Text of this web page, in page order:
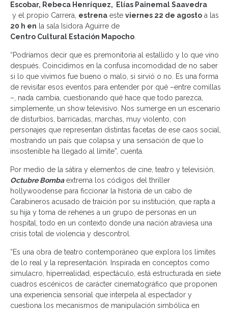
Escobar, Rebeca Henríquez, Elías Painemal Saavedra
y el propio Carrera, estrena este viernes 22 de agosto a las
20 h en la sala Isidora Aguirre de
Centro Cultural Estación Mapocho
“Podríamos decir que es premonitoria al estallido y lo que vino
después. Coincidimos en la confusa incomodidad de no saber
si lo que vivimos fue bueno o malo, si sirvió o no. Es una forma
de revisitar esos eventos para entender por qué –entre comillas
–, nada cambia, cuestionando qué hace que todo parezca,
simplemente, un show televisivo. Nos sumerge en un escenario
de disturbios, barricadas, marchas, muy violento, con
personajes que representan distintas facetas de ese caos social,
mostrando un país que colapsa y una sensación de que lo
insostenible ha llegado al límite”, cuenta.
Por medio de la sátira y elementos de cine, teatro y televisión,
Octubre Bombaextrema los códigos del thriller
hollywoodense para ficcionar la historia de un cabo de
Carabineros acusado de traición por su institución, que rapta a
su hija y toma de rehenes a un grupo de personas en un
hospital, todo en un contexto donde una nación atraviesa una
crisis total de violencia y descontrol.
“Es una obra de teatro contemporáneo que explora los límites
de lo real y la representación. Inspirada en conceptos como
simulacro, hiperrealidad, espectáculo, está estructurada en siete
cuadros escénicos de carácter cinematográfico que proponen
una experiencia sensorial que interpela al espectador y
cuestiona los mecanismos de manipulación simbólica en